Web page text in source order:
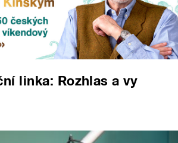
linka: Rozhlas a vy